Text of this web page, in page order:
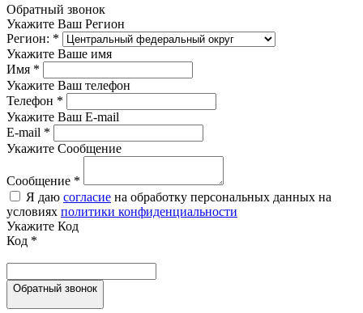
Обратный звонок
Укажите Ваш Регион
Регион: *
Укажите Ваше имя
Имя *
Укажите Ваш телефон
Телефон *
Укажите Ваш E-mail
E-mail *
Укажите Сообщение
Сообщение *
Я даю согласие на обработку персональных данных на
условиях политики конфиденциальности
Укажите Код
Код *
Обратный звонок